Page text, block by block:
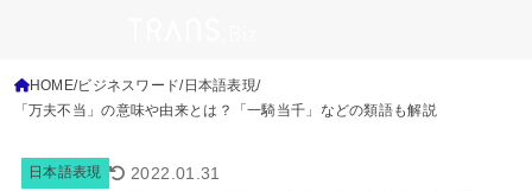
HOME ビジネスワード 日本語表現
「万夫不当」の意味や由来とは？「一騎当千」などの類語も解説
日本語表現 2022.01.31